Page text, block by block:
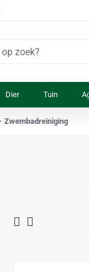
Dier Tuin
Zwembadreiniging